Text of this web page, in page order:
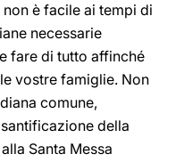
è facile ai tempi di
necessarie
fare di tutto affinché
vostre famiglie. Non
comune,
della
Santa Messa